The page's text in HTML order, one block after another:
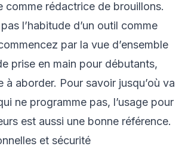
comme rédactrice de brouillons.
l’habitude d’un outil comme
par la vue d’ensemble
prise en main pour débutants,
à aborder. Pour savoir jusqu’où va
ne programme pas, l’usage pour
est aussi une bonne référence.
et sécurité